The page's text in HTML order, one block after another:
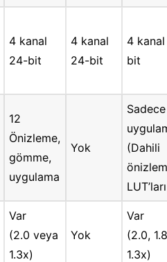
4 kanal
24-bit
4 kanal
24-bit
4
bit
12
Önizleme,
gömme,
uygulama
Yok
Sadece
(Dahili
Var
(2.0 veya
1.3x)
Yok
Var
(2.0,
1.3x)